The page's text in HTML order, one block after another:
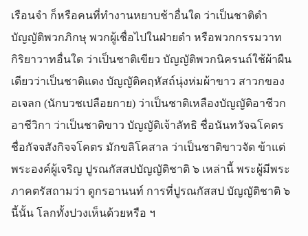
เรือนจำ ก็หรือคนที่ทำงานหยาบช้าอื่นใด ว่าเป็นชาติดำ
บัญญัติพวกภิกษุ พวกผู้เชื่อไปในฝ่ายดำ หรือพวกกรรมวาท
กิริยาวาทอื่นใด ว่าเป็นชาติเขียว บัญญัติพวกนิครนถ์ใช้ผ้าผืน
เดียวว่าเป็นชาติแดง บัญญัติคฤหัสถ์นุ่งห่มผ้าขาว สาวกของ
อเจลก (นักบวชเปลือยกาย) ว่าเป็นชาติเหลืองบัญญัติอาชีวก
อาชีวิกา ว่าเป็นชาติขาว บัญญัติเจ้าลัทธิ ชื่อนันทวัจฉโคตร
ชื่อกัจจสังกิจจโคตร มักขลิโคสาล ว่าเป็นชาติขาวจัด ข้าแต่
พระองค์ผู้เจริญ ปูรณกัสสปบัญญัติชาติ ๖ เหล่านี้ พระผู้มีพระ
ภาคตรัสถามว่า ดูกรอานนท์ การที่ปูรณกัสสป บัญญัติชาติ ๖
นี้นั้น โลกทั้งปวงเห็นด้วยหรือ ฯ